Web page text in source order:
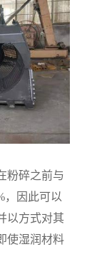
粉碎之前与
，因此可以
以方式对其
使湿润材料